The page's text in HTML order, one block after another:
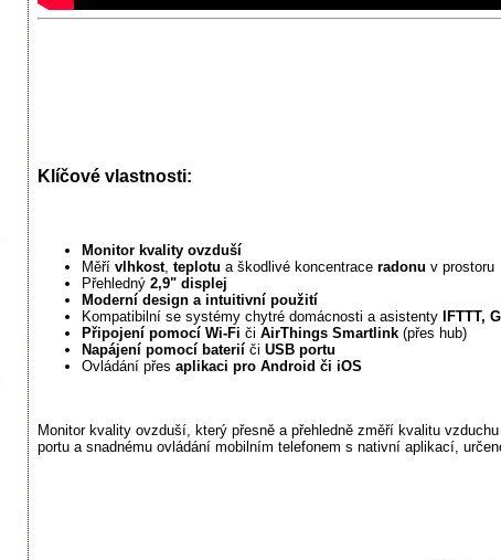
Klíčové vlastnosti:
Monitor kvality ovzduší
Měří vlhkost, teplotu a škodlivé koncentrace radonu v prostoru
Přehledný 2,9" displej
Moderní design a intuitivní použití
Kompatibilní se systémy chytré domácnosti a asistenty
IFTTT,
Připojení pomocí Wi-Fi či AirThings Smartlink (přes hub)
Napájení pomocí baterií či USB portu
Ovládání přes aplikaci pro Android či iOS
Monitor kvality ovzduší, který přesně a přehledně změří kvalitu
portu a snadnému ovládání mobilním telefonem s nativní aplikací,